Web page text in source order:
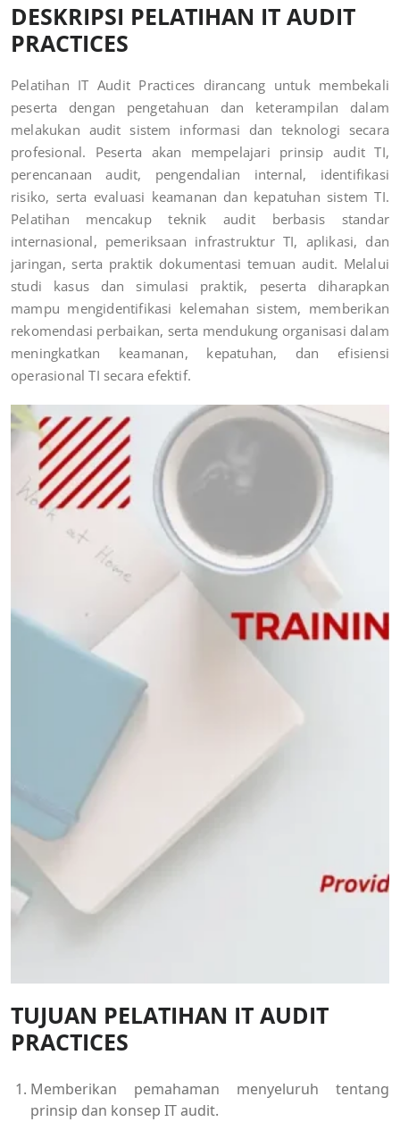
DESKRIPSI PELATIHAN IT AUDIT
PRACTICES
Pelatihan IT Audit Practices dirancang untuk membekali
peserta dengan pengetahuan dan keterampilan dalam
melakukan audit sistem informasi dan teknologi secara
profesional. Peserta akan mempelajari prinsip audit TI,
perencanaan audit, pengendalian internal, identifikasi
risiko, serta evaluasi keamanan dan kepatuhan sistem TI.
Pelatihan mencakup teknik audit berbasis standar
internasional, pemeriksaan infrastruktur TI, aplikasi, dan
jaringan, serta praktik dokumentasi temuan audit. Melalui
studi kasus dan simulasi praktik, peserta diharapkan
mampu mengidentifikasi kelemahan sistem, memberikan
rekomendasi perbaikan, serta mendukung organisasi dalam
meningkatkan keamanan, kepatuhan, dan efisiensi
operasional TI secara efektif.
TUJUAN PELATIHAN IT AUDIT
PRACTICES
Memberikan pemahaman menyeluruh tentang
prinsip dan konsep IT audit.